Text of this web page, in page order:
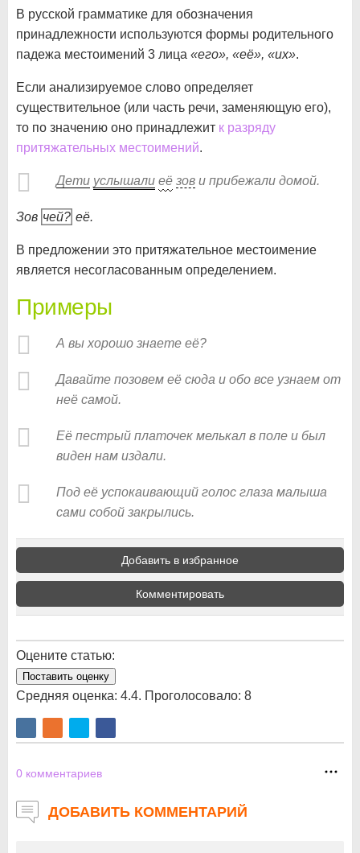
В русской грамматике для обозначения
принадлежности используются формы родительного
падежа местоимений 3 лица «его», «её», «их».
Если анализируемое слово определяет
существительное (или часть речи, заменяющую его),
то по значению оно принадлежит к разряду
притяжательных местоимений.
Дети услышали её зов и прибежали домой.
Зов чей? её.
В предложении это притяжательное местоимение
является несогласованным определением.
Примеры
А вы хорошо знаете её?
Давайте позовем её сюда и обо все узнаем от
неё самой.
Её пестрый платочек мелькал в поле и был
виден нам издали.
Под её успокаивающий голос глаза малыша
сами собой закрылись.
Добавить в избранное
Комментировать
Оцените статью:
Поставить оценку
Средняя оценка: 4.4. Проголосовало: 8
0 комментариев
ДОБАВИТЬ КОММЕНТАРИЙ